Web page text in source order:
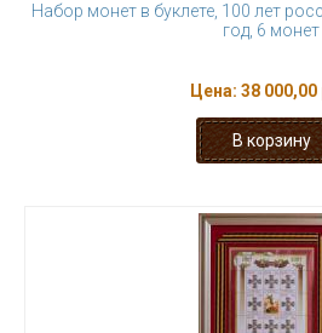
Набор монет в буклете, 100 лет
год, 6 монет
Цена: 38 000,00